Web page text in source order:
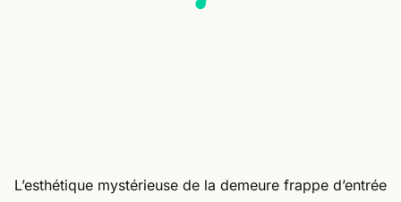
L’esthétique mystérieuse de la demeure frappe d’entrée